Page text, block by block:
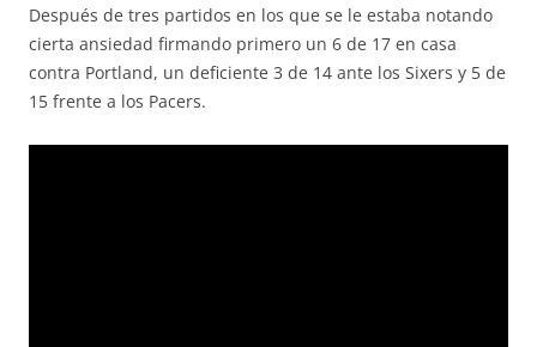
Después de tres partidos en los que se le estaba notando
cierta ansiedad firmando primero un 6 de 17 en casa
contra Portland, un deficiente 3 de 14 ante los Sixers y 5 de
15 frente a los Pacers.